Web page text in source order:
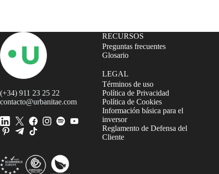
(+34) 911 23 25 22
contacto@urbanitae.com
RECURSOS
Preguntas frecuentes
Glosario
LEGAL
Términos de uso
Política de Privacidad
Política de Cookies
Información básica para el
inversor
Reglamento de Defensa del
Cliente